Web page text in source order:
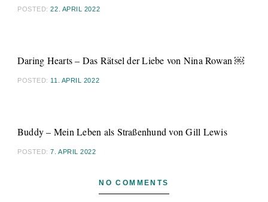
POSTED:22. APRIL 2022
Daring Hearts – Das Rätsel der Liebe von Nina Rowan ￼
POSTED: 11. APRIL 2022
Buddy – Mein Leben als Straßenhund von Gill Lewis
POSTED:7. APRIL 2022
NO COMMENTS